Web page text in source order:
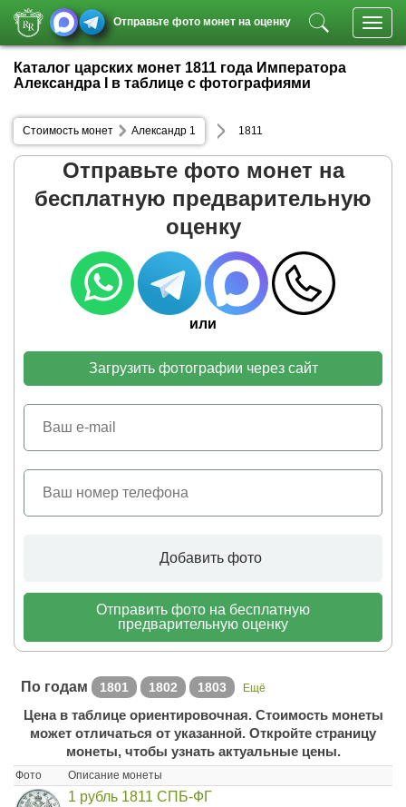
Отправьте фото монет на оценку
Каталог царских монет 1811 года Императора
Александра I в таблице с фотографиями
Стоимость монет Александр 1 1811
Отправьте фото монет на
бесплатную предварительную
оценку
или
Загрузить фотографии через сайт
Добавить фото
Отправить фото на бесплатную
предварительную оценку
По годам 1801 1802 1803 Ещё
Цена в таблице ориентировочная. Стоимость монеты
может отличаться от указанной. Откройте страницу
монеты, чтобы узнать актуальные цены.
Фото Описание монеты
1 рубль 1811 СПБ-ФГ